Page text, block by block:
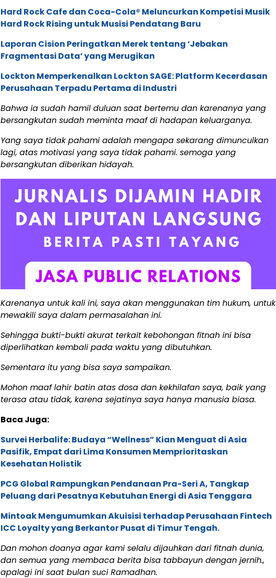
Hard Rock Cafe dan Coca-Cola® Meluncurkan Kompetisi Musik
Hard Rock Rising untuk Musisi Pendatang Baru
Laporan Cision Peringatkan Merek tentang ‘Jebakan
Fragmentasi Data’ yang Merugikan
Lockton Memperkenalkan Lockton SAGE: Platform Kecerdasan
Perusahaan Terpadu Pertama di Industri
Bahwa ia sudah hamil duluan saat bertemu dan karenanya yang
bersangkutan sudah meminta maaf di hadapan keluarganya.
Yang saya tidak pahami adalah mengapa sekarang dimunculkan
lagi, atas motivasi yang saya tidak pahami. semoga yang
bersangkutan diberikan hidayah.
Karenanya untuk kali ini, saya akan menggunakan tim hukum, untuk
mewakili saya dalam permasalahan ini.
Sehingga bukti-bukti akurat terkait kebohongan fitnah ini bisa
diperlihatkan kembali pada waktu yang dibutuhkan.
Sementara itu yang bisa saya sampaikan.
Mohon maaf lahir batin atas dosa dan kekhilafan saya, baik yang
terasa atau tidak, karena sejatinya saya hanya manusia biasa.
Baca Juga:
Survei Herbalife: Budaya “Wellness” Kian Menguat di Asia
Pasifik, Empat dari Lima Konsumen Memprioritaskan
Kesehatan Holistik
PCG Global Rampungkan Pendanaan Pra-Seri A, Tangkap
Peluang dari Pesatnya Kebutuhan Energi di Asia Tenggara
Mintoak Mengumumkan Akuisisi terhadap Perusahaan Fintech
ICC Loyalty yang Berkantor Pusat di Timur Tengah.
Dan mohon doanya agar kami selalu dijauhkan dari fitnah dunia,
dan semua yang membaca berita bisa tabbayun dengan jernih.,
apalagi ini saat bulan suci Ramadhan.